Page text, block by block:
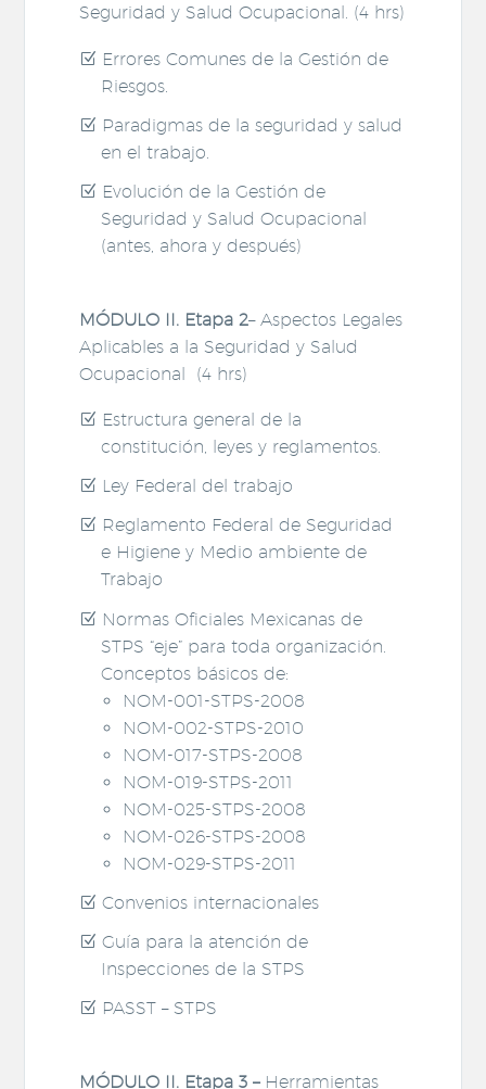
Seguridad y Salud Ocupacional. (4 hrs)
Errores Comunes de la Gestión de
Riesgos.
Paradigmas de la seguridad y salud
en el trabajo.
Evolución de la Gestión de
Seguridad y Salud Ocupacional
(antes, ahora y después)
MÓDULO II. Etapa 2– Aspectos Legales
Aplicables a la Seguridad y Salud
Ocupacional (4 hrs)
Estructura general de la
constitución, leyes y reglamentos.
Ley Federal del trabajo
Reglamento Federal de Seguridad
e Higiene y Medio ambiente de
Trabajo
Normas Oficiales Mexicanas de
STPS “eje” para toda organización.
Conceptos básicos de:
NOM-001-STPS-2008
NOM-002-STPS-2010
NOM-017-STPS-2008
NOM-019-STPS-2011
NOM-025-STPS-2008
NOM-026-STPS-2008
NOM-029-STPS-2011
Convenios internacionales
Guía para la atención de
Inspecciones de la STPS
PASST – STPS
MÓDULO II. Etapa 3 – Herramientas